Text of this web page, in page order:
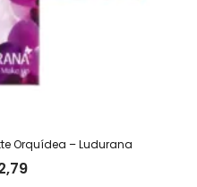
Orquídea – Ludurana